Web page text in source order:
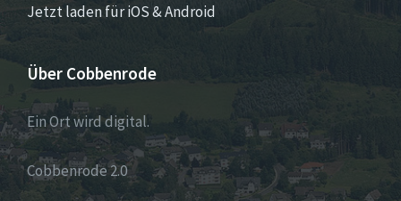
Jetzt laden für iOS & Android
Über Cobbenrode
Ein Ort wird digital.
Cobbenrode 2.0